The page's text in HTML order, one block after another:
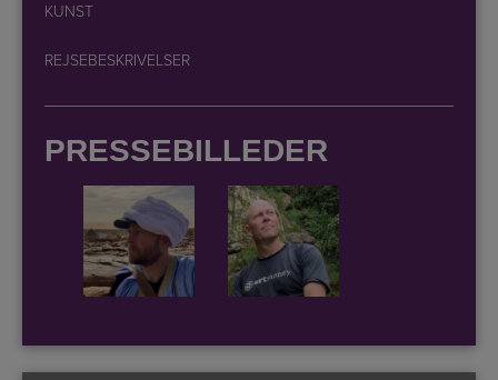
KUNST
REJSEBESKRIVELSER
PRESSEBILLEDER